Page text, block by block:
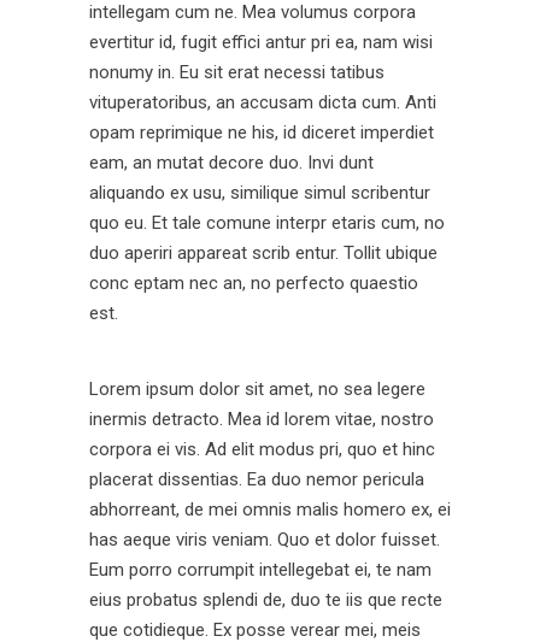
intellegam cum ne. Mea volumus corpora
evertitur id, fugit effici antur pri ea, nam wisi
nonumy in. Eu sit erat necessi tatibus
vituperatoribus, an accusam dicta cum. Anti
opam reprimique ne his, id diceret imperdiet
eam, an mutat decore duo. Invi dunt
aliquando ex usu, similique simul scribentur
quo eu. Et tale comune interpr etaris cum, no
duo aperiri appareat scrib entur. Tollit ubique
conc eptam nec an, no perfecto quaestio
est.
Lorem ipsum dolor sit amet, no sea legere
inermis detracto. Mea id lorem vitae, nostro
corpora ei vis. Ad elit modus pri, quo et hinc
placerat dissentias. Ea duo nemor pericula
abhorreant, de mei omnis malis homero ex, ei
has aeque viris veniam. Quo et dolor fuisset.
Eum porro corrumpit intellegebat ei, te nam
eius probatus splendi de, duo te iis que recte
que cotidieque. Ex posse verear mei, meis